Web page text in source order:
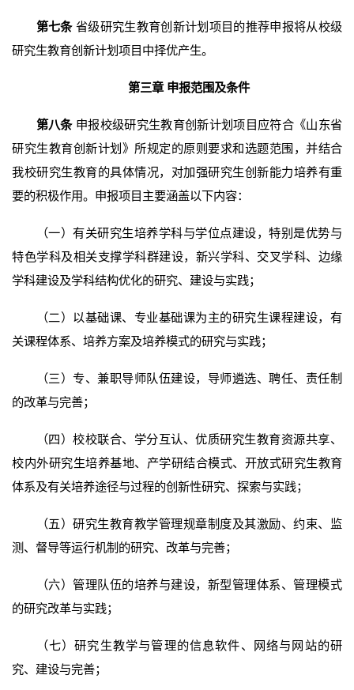
第七条 省级研究生教育创新计划项目的推荐申报将从校级
研究生教育创新计划项目中择优产生。
第三章 申报范围及条件
第八条 申报校级研究生教育创新计划项目应符合《山东省
研究生教育创新计划》所规定的原则要求和选题范围，并结合
我校研究生教育的具体情况，对加强研究生创新能力培养有重
要的积极作用。申报项目主要涵盖以下内容：
（一）有关研究生培养学科与学位点建设，特别是优势与
特色学科及相关支撑学科群建设，新兴学科、交叉学科、边缘
学科建设及学科结构优化的研究、建设与实践；
（二）以基础课、专业基础课为主的研究生课程建设，有
关课程体系、培养方案及培养模式的研究与实践；
（三）专、兼职导师队伍建设，导师遴选、聘任、责任制
的改革与完善；
（四）校校联合、学分互认、优质研究生教育资源共享、
校内外研究生培养基地、产学研结合模式、开放式研究生教育
体系及有关培养途径与过程的创新性研究、探索与实践；
（五）研究生教育教学管理规章制度及其激励、约束、监
测、督导等运行机制的研究、改革与完善；
（六）管理队伍的培养与建设，新型管理体系、管理模式
的研究改革与实践；
（七）研究生教学与管理的信息软件、网络与网站的研
究、建设与完善；